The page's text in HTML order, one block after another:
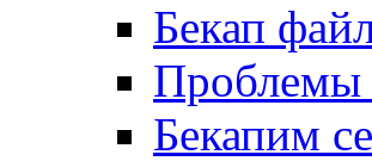
Бекап
Проблемы
Бекапим